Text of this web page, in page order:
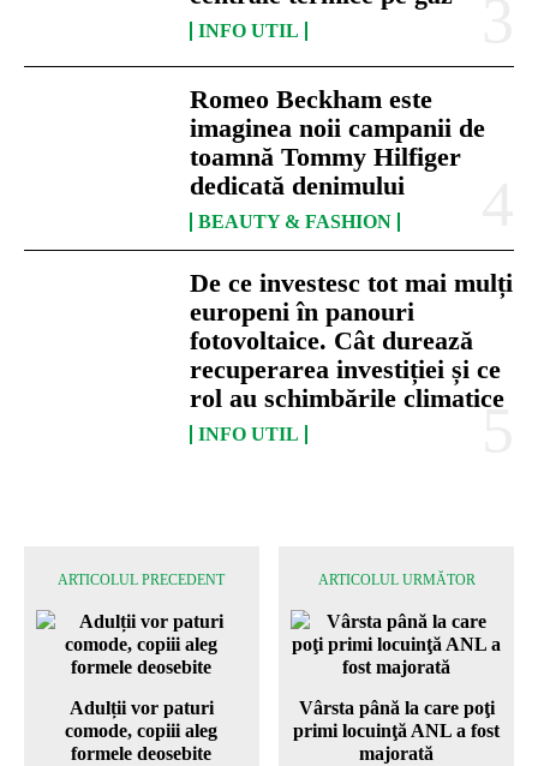
INFO UTIL
Romeo Beckham este
imaginea noii campanii de
toamnă Tommy Hilfiger
dedicată denimului
BEAUTY & FASHION
De ce investesc tot mai mulți
europeni în panouri
fotovoltaice. Cât durează
recuperarea investiției și ce
rol au schimbările climatice
INFO UTIL
ARTICOLUL PRECEDENT
Adulții vor paturi
comode, copiii aleg
formele deosebite
ARTICOLUL URMĂTOR
Vârsta până la care poţi
primi locuinţă ANL a fost
majorată